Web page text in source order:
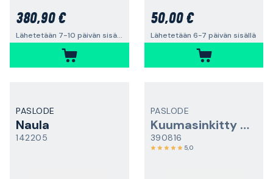
380,90 €
Lähetetään 7-10 päivän sisällä
50,00 €
Lähetetään 6-7 päivän sisällä
PASLODE
Naula
142205
PASLODE
Kuumasinkitty naula
390816
5,0